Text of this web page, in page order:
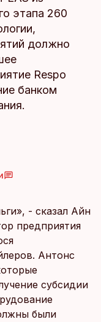
этапа 260
должно
Respo
банком
- сказал Айн
предприятия
Антонс
субсидии
были